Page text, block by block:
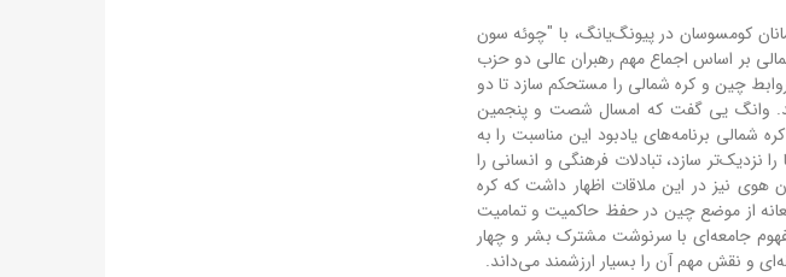
کومسوسان در پیونگ‌یانگ، با "چوئه سون
بر اساس اجماع مهم رهبران عالی دو حزب
چین و کره شمالی را مستحکم سازد تا دو
وانگ یی گفت که امسال شصت و پنجمین
برنامه‌های یادبود این مناسبت را به
نزدیک‌تر سازد، تبادلات فرهنگی و انسانی را
هوی نیز در این ملاقات اظهار داشت که کره‌
از موضع چین در حفظ حاکمیت و تمامیت
جامعه‌ای با سرنوشت مشترک بشر و چهار
و نقش مهم آن را بسیار ارزشمند می‌داند.